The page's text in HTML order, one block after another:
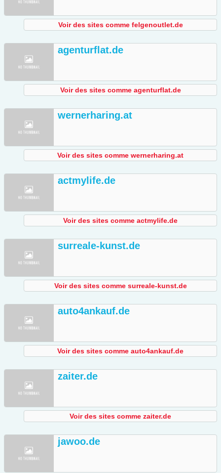
Voir des sites comme felgenoutlet.de
agenturflat.de
Voir des sites comme agenturflat.de
wernerharing.at
Voir des sites comme wernerharing.at
actmylife.de
Voir des sites comme actmylife.de
surreale-kunst.de
Voir des sites comme surreale-kunst.de
auto4ankauf.de
Voir des sites comme auto4ankauf.de
zaiter.de
Voir des sites comme zaiter.de
jawoo.de